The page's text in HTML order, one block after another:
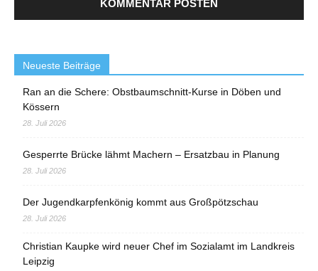
Neueste Beiträge
Ran an die Schere: Obstbaumschnitt-Kurse in Döben und
Kössern
28. Juli 2026
Gesperrte Brücke lähmt Machern – Ersatzbau in Planung
28. Juli 2026
Der Jugendkarpfenkönig kommt aus Großpötzschau
28. Juli 2026
Christian Kaupke wird neuer Chef im Sozialamt im Landkreis
Leipzig